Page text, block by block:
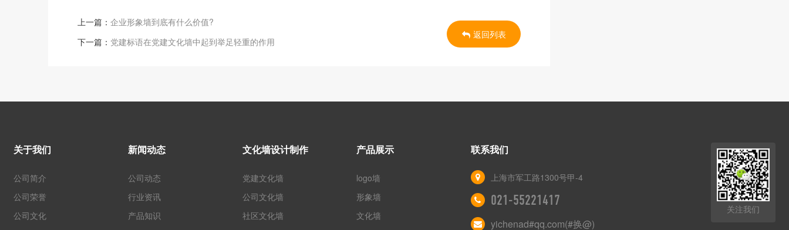
上一篇： 企业形象墙到底有什么价值?
下一篇： 党建标语在党建文化墙中起到举足轻重的作用
返回列表
关于我们
公司简介
公司荣誉
公司文化
新闻动态
公司动态
行业资讯
产品知识
文化墙设计制作
党建文化墙
公司文化墙
社区文化墙
产品展示
logo墙
形象墙
文化墙
联系我们
上海市军工路1300号甲-4
021-55221417
yichenad#qq.com(#换@)
关注我们